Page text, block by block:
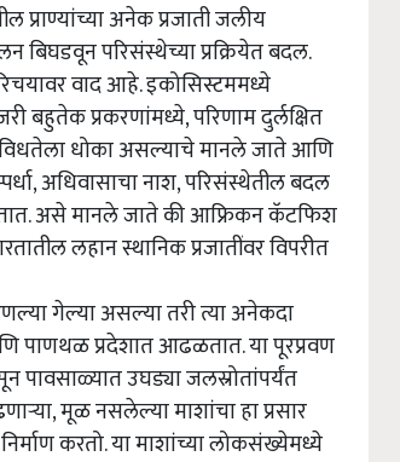
प्राण्यांच्या अनेक प्रजाती जलीय
बिघडवून परिसंस्थेच्या प्रक्रियेत बदल.
वाद आहे. इकोसिस्टममध्ये
बहुतेक प्रकरणांमध्ये, परिणाम दुर्लक्षित
धोका असल्याचे मानले जाते आणि
अधिवासाचा नाश, परिसंस्थेतील बदल
असे मानले जाते की आफ्रिकन कॅटफिश
लहान स्थानिक प्रजातींवर विपरीत
गेल्या असल्या तरी त्या अनेकदा
पाणथळ प्रदेशात आढळतात. या पूरप्रवण
पावसाळ्यात उघड्या जलस्रोतांपर्यंत
मूळ नसलेल्या माशांचा हा प्रसार
करतो. या माशांच्या लोकसंख्येमध्ये